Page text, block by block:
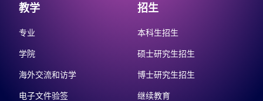
教学
专业
学院
海外交流和访学
电子文件验签
招生
本科生招生
硕士研究生招生
博士研究生招生
继续教育